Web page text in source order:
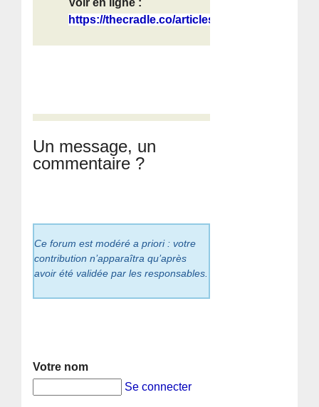
https://thecradle.co/articles/impri...
Un message, un
commentaire ?
Ce forum est modéré a priori : votre
contribution n’apparaîtra qu’après
avoir été validée par les responsables.
Votre nom
Se connecter